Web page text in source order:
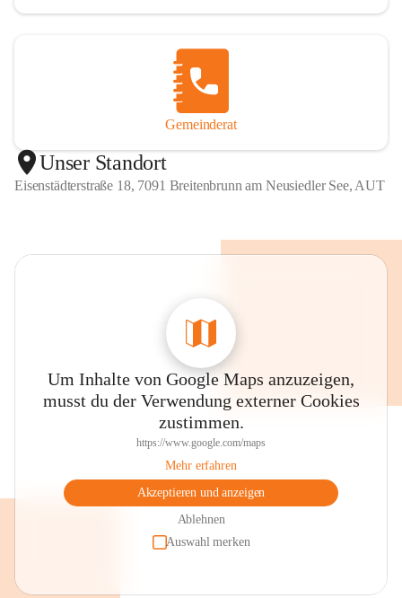
Gemeinderat
Unser Standort
Eisenstädterstraße 18, 7091 Breitenbrunn am Neusiedler See, AUT
Um Inhalte von Google Maps anzuzeigen,
musst du der Verwendung externer Cookies
zustimmen.
https://www.google.com/maps
Mehr erfahren
Akzeptieren und anzeigen
Ablehnen
Auswahl merken